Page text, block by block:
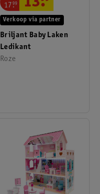
Briljant Baby Laken
Ledikant
Roze
Verkoop via partner
17.
99